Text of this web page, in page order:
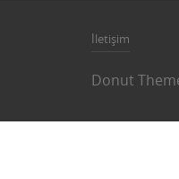
İletişim
Donut